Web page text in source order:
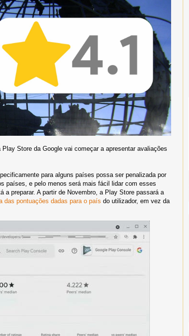
Store da Google vai começar a apresentar avaliações
para alguns países possa ser penalizada por
países, e pelo menos será mais fácil lidar com esses
a preparar. A partir de Novembro, a Play Store passará a
das pontuações dadas para o país do utilizador, em vez da